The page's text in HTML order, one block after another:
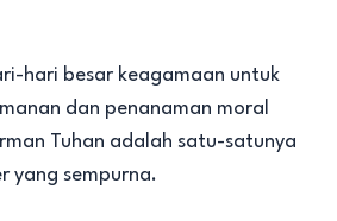
hari besar keagamaan untuk
dan penanaman moral
Tuhan adalah satu-satunya
yang sempurna.